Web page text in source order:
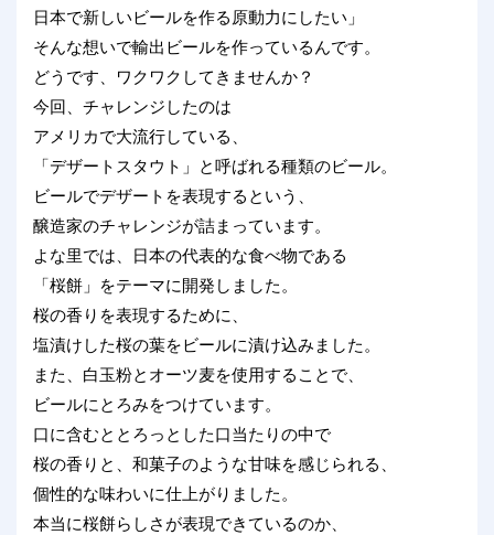
日本で新しいビールを作る原動力にしたい」
そんな想いで輸出ビールを作っているんです。
どうです、ワクワクしてきませんか？
今回、チャレンジしたのは
アメリカで大流行している、
「デザートスタウト」と呼ばれる種類のビール。
ビールでデザートを表現するという、
醸造家のチャレンジが詰まっています。
よな里では、日本の代表的な食べ物である
「桜餅」をテーマに開発しました。
桜の香りを表現するために、
塩漬けした桜の葉をビールに漬け込みました。
また、白玉粉とオーツ麦を使用することで、
ビールにとろみをつけています。
口に含むととろっとした口当たりの中で
桜の香りと、和菓子のような甘味を感じられる、
個性的な味わいに仕上がりました。
本当に桜餅らしさが表現できているのか、